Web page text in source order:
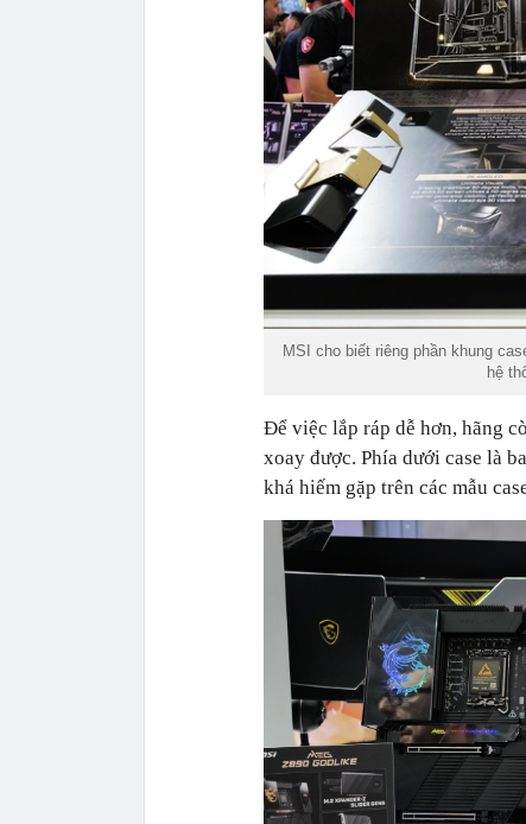
MSI cho biết riêng phần khung
hệ
Để việc lắp ráp dễ hơn, hãng
xoay được. Phía dưới case là
khá hiếm gặp trên các mẫu